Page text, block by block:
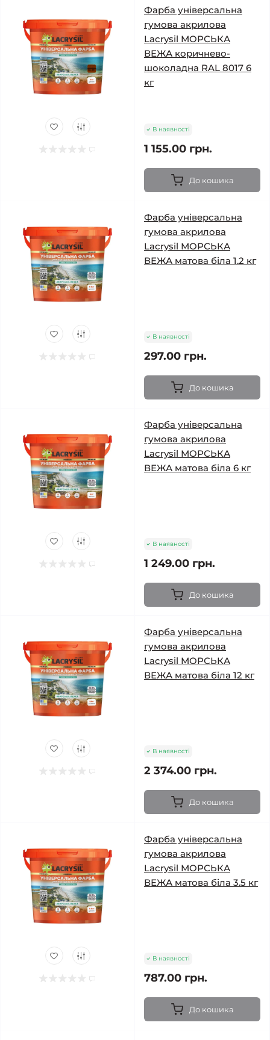
Фарба універсальна
гумова акрилова
Lacrysil МОРСЬКА
ВЕЖА коричнево-
шоколадна RAL 8017 6
кг
В наявності
1 155.00 грн.
До кошика
Фарба універсальна
гумова акрилова
Lacrysil МОРСЬКА
ВЕЖА матова біла 1.2 кг
В наявності
297.00 грн.
До кошика
Фарба універсальна
гумова акрилова
Lacrysil МОРСЬКА
ВЕЖА матова біла 6 кг
В наявності
1 249.00 грн.
До кошика
Фарба універсальна
гумова акрилова
Lacrysil МОРСЬКА
ВЕЖА матова біла 12 кг
В наявності
2 374.00 грн.
До кошика
Фарба універсальна
гумова акрилова
Lacrysil МОРСЬКА
ВЕЖА матова біла 3.5 кг
В наявності
787.00 грн.
До кошика